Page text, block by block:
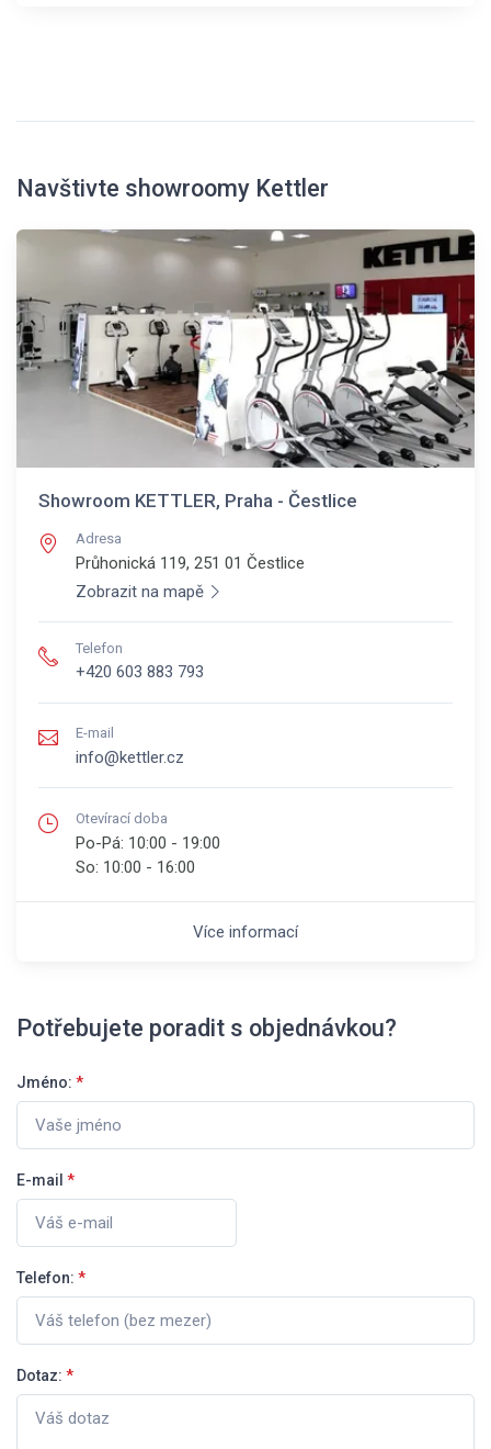
Navštivte showroomy Kettler
Showroom KETTLER, Praha - Čestlice
Adresa
Průhonická 119, 251 01 Čestlice
Zobrazit na mapě
Telefon
+420 603 883 793
E-mail
info@kettler.cz
Otevírací doba
Po-Pá: 10:00 - 19:00
So: 10:00 - 16:00
Více informací
Potřebujete poradit s objednávkou?
Jméno: *
E-mail *
Telefon: *
Dotaz: *